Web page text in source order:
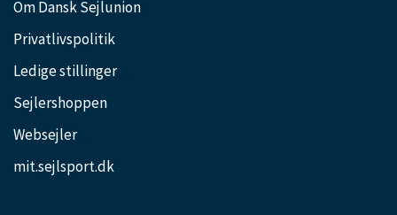
Om Dansk Sejlunion
Privatlivspolitik
Ledige stillinger
Sejlershoppen
Websejler
mit.sejlsport.dk